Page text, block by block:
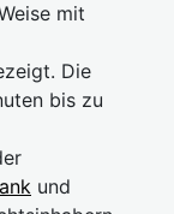
mit
Die
bis zu
und